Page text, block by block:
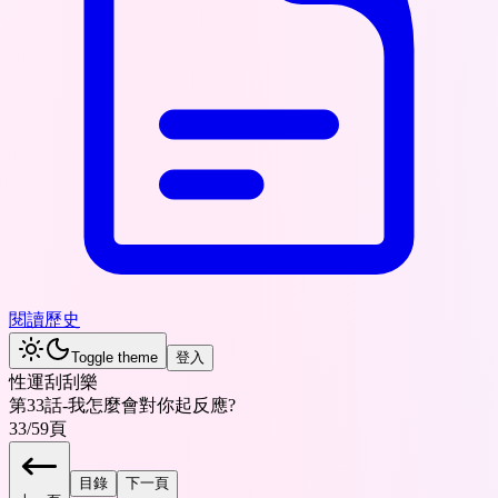
閱讀歷史
Toggle theme 登入
性運刮刮樂
第33話-我怎麼會對你起反應?
33/59頁
目錄 下一頁